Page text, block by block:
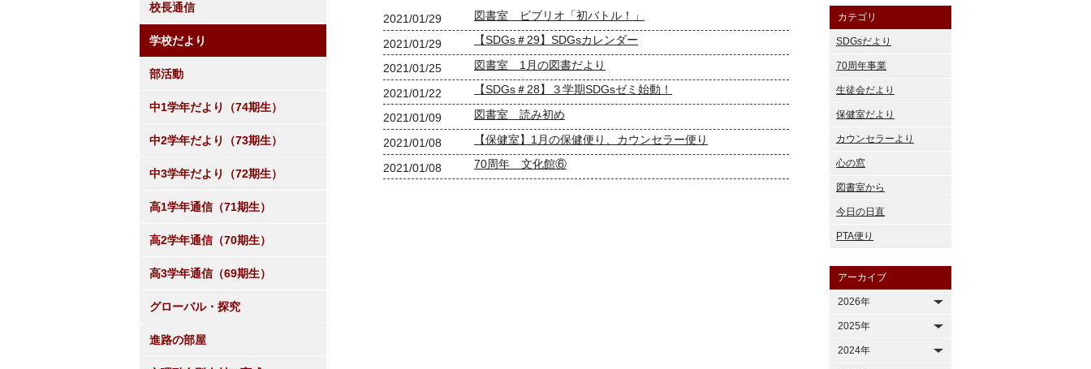
2021/01/29 図書室 ビブリオ「初バトル！」
2021/01/29 【SDGs＃29】SDGsカレンダー
2021/01/25 図書室 1月の図書だより
2021/01/22 【SDGs＃28】３学期SDGsゼミ始動！
2021/01/09 図書室 読み初め
2021/01/08 【保健室】1月の保健便り、カウンセラー便り
2021/01/08 70周年 文化館⑥
カテゴリ
SDGsだより
70周年事業
生徒会だより
保健室だより
カウンセラーより
心の窓
図書室から
今日の日直
PTA便り
アーカイブ
2026年
2025年
2024年
校長通信
学校だより
部活動
中1学年だより（74期生）
中2学年だより（73期生）
中3学年だより（72期生）
高1学年通信（71期生）
高2学年通信（70期生）
高3学年通信（69期生）
グローバル・探究
進路の部屋